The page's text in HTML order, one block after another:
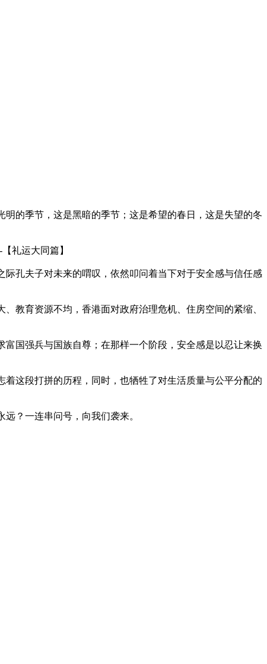
的季节，这是黑暗的季节；这是希望的春日，这是失望的冬
礼运大同篇】
孔夫子对未来的喟叹，依然叩问着当下对于安全感与信任感
教育资源不均，香港面对政府治理危机、住房空间的紧缩、
国强兵与国族自尊；在那样一个阶段，安全感是以忍让来换
这段打拼的历程，同时，也牺牲了对生活质量与公平分配的
？一连串问号，向我们袭来。